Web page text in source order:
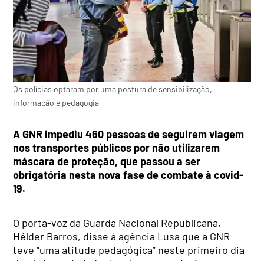
Os polícias optaram por uma postura de sensibilização,
informação e pedagogia
A GNR impediu 460 pessoas de seguirem viagem
nos transportes públicos por não utilizarem
máscara de proteção, que passou a ser
obrigatória nesta nova fase de combate à covid-
19.
O porta-voz da Guarda Nacional Republicana,
Hélder Barros, disse à agência Lusa que a GNR
teve “uma atitude pedagógica” neste primeiro dia